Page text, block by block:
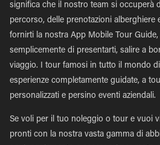
significa che il nostro team si occuperà
percorso, delle prenotazioni alberghiere
fornirti la nostra App Mobile Tour
semplicemente di presentarti, salire a
viaggio. I tour famosi in tutto il mondo di
esperienze completamente guidate, a
personalizzati e persino eventi aziendali.
Se voli per il tuo noleggio o tour e vuoi
pronti con la nostra vasta gamma di